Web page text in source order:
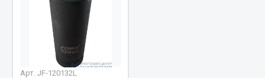
Весь раздел
Запчасти КамАЗ
Двигатель
Арт. JF-120132L